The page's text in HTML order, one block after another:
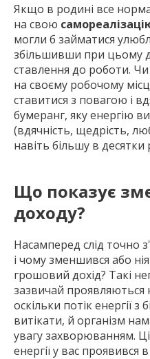
Якщо в родині все
на свою
могли б займатися
збільшивши при цьому
ставлення до роботи. Чи
на своєму робочому
ставитися з повагою і
бумеранг, яку енергію
(вдячність, щедрість,
навіть більшу в
Що показує
доходу?
Насамперед слід точно
і чому зменшився або
грошовий дохід? Такі
зазвичай проявляються
оскільки потік енергії
витікати, й організм
увагу захворюванням.
енергії у вас проявився